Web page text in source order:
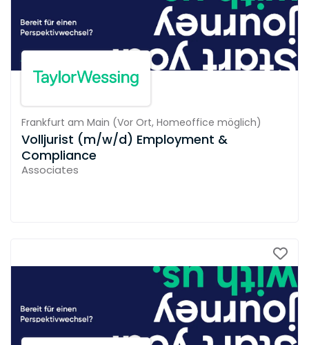
Frankfurt am Main (Vor Ort, Homeoffice möglich)
Volljurist (m/w/d) Employment &
Compliance
Associates